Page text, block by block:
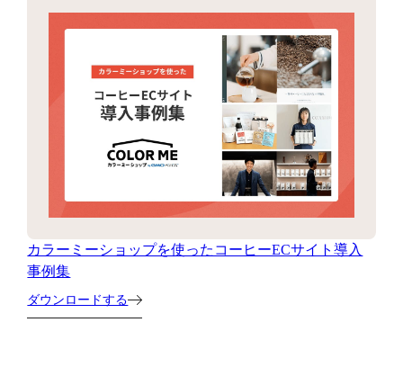
カラーミーショップを使ったコーヒーECサイト導入
事例集
ダウンロードする